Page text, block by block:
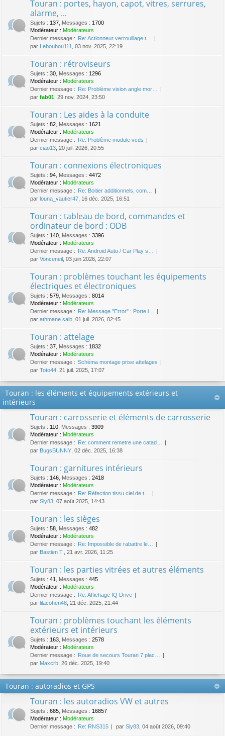
Touran : portes, hayon, capot, vitres, serrures,
alarme, ...
Sujets : 137 Messages : 1700
Modérateur : Modérateurs
Dernier message : Re: Actionneur verrouillage t…
par Leboubou111 , 03 nov. 2025, 22:19
Touran : rétroviseurs
Sujets : 30 Messages : 1296
Modérateur : Modérateurs
Dernier message : Re: Problème vision angle mor…
par fab01 , 29 nov. 2024, 23:50
Touran : Les aides à la conduite
Sujets : 82 Messages : 1621
Modérateur : Modérateurs
Dernier message : Re: Problème module vcds
par ciao13 , 20 juil. 2026, 20:55
Touran : connexions électroniques
Sujets : 94 Messages : 4472
Modérateur : Modérateurs
Dernier message : Re: Boitier additionnels, com…
par louna_vautier47 , 16 déc. 2025, 16:51
Touran : tableau de bord, commandes et
ordinateur de bord : ODB
Sujets : 140 Messages : 3396
Modérateur : Modérateurs
Dernier message : Re: Android Auto / Car Play s…
par Vonceneil , 03 juin 2026, 22:07
Touran : problèmes touchant les équipements
électriques et électroniques
Sujets : 579 Messages : 8014
Modérateur : Modérateurs
Dernier message : Re: Message "Error" : Porte i…
par athmane.saib , 01 juil. 2026, 02:45
Touran : attelage
Sujets : 37 Messages : 1832
Modérateur : Modérateurs
Dernier message : Schéma montage prise attelages
par Toto44 , 21 juil. 2025, 17:07
Touran : les éléments et équipements extérieurs et
intérieurs
Touran : carrosserie et éléments de carrosserie
Sujets : 110 Messages : 3909
Modérateur : Modérateurs
Dernier message : Re: comment remetre une catad…
par BugsBUNNY , 02 déc. 2025, 16:38
Touran : garnitures intérieurs
Sujets : 146 Messages : 2418
Modérateur : Modérateurs
Dernier message : Re: Réfection tissu ciel de t…
par Sly83 , 07 août 2025, 14:43
Touran : les sièges
Sujets : 58 Messages : 482
Modérateur : Modérateurs
Dernier message : Re: Impossible de rabattre le…
par Bastien T. , 21 avr. 2026, 11:25
Touran : les parties vitrées et autres éléments
Sujets : 41 Messages : 445
Modérateur : Modérateurs
Dernier message : Re: Affichage IQ Drive
par lilacohen48 , 21 déc. 2025, 21:44
Touran : problèmes touchant les éléments
extérieurs et intérieurs
Sujets : 163 Messages : 2578
Modérateur : Modérateurs
Dernier message : Roue de secours Touran 7 plac…
par Maxcrb , 26 déc. 2025, 19:40
Touran : autoradios et GPS
Touran : les autoradios VW et autres
Sujets : 685 Messages : 16857
Modérateur : Modérateurs
Dernier message : Re: RNS315 par Sly83 , 04 août 2026, 09:40